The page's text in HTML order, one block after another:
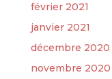
février 2021
janvier 2021
décembre 2020
novembre 2020